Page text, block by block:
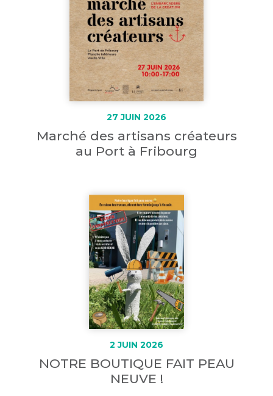
Marché des artisans créateurs
au Port à Fribourg
27 JUIN 2026
NOTRE BOUTIQUE FAIT PEAU
NEUVE !
2 JUIN 2026